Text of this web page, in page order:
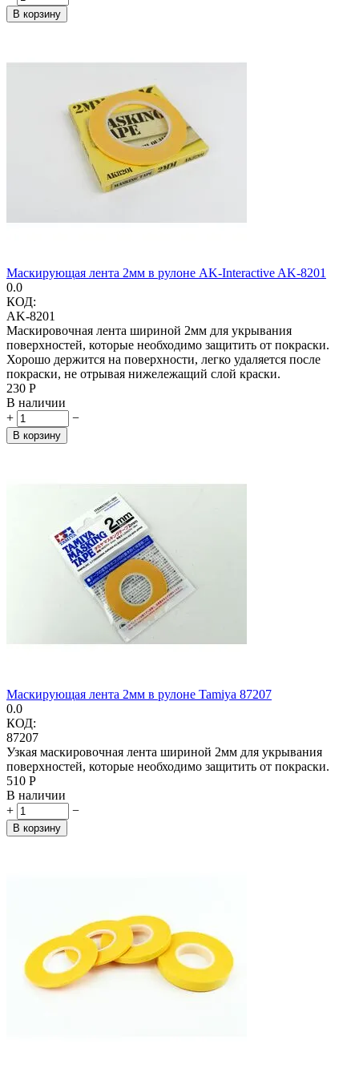
В корзину
Маскирующая лента 2мм в рулоне AK-Interactive AK-8201
0.0
КОД:
AK-8201
Маскировочная лента шириной 2мм для укрывания
поверхностей, которые необходимо защитить от покраски.
Хорошо держится на поверхности, легко удаляется после
покраски, не отрывая нижележащий слой краски.
‍230‍ Р
В наличии
+
−
В корзину
Маскирующая лента 2мм в рулоне Tamiya 87207
0.0
КОД:
87207
Узкая маскировочная лента шириной 2мм для укрывания
поверхностей, которые необходимо защитить от покраски.
‍510‍ Р
В наличии
+
−
В корзину